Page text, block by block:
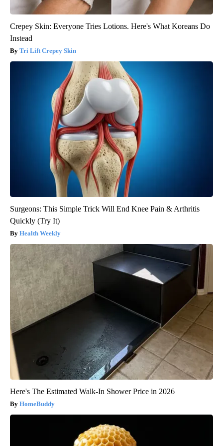
Crepey Skin: Everyone Tries Lotions. Here's What Koreans Do
Instead
Tri Lift Crepey Skin
Surgeons: This Simple Trick Will End Knee Pain & Arthritis
Quickly (Try It)
Health Weekly
Here's The Estimated Walk-In Shower Price in 2026
HomeBuddy